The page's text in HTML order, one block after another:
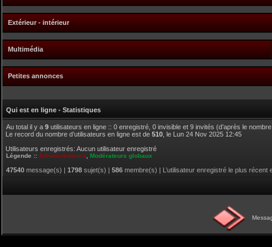
Extérieur - intérieur
Multimédia
Petites annonces
Qui est en ligne - Statistiques
Au total il y a 9 utilisateurs en ligne :: 0 enregistré, 0 invisible et 9 invités (d’après le
Le record du nombre d’utilisateurs en ligne est de 510 , le Lun 24 Nov 2025 12:45
Utilisateurs enregistrés: Aucun utilisateur enregistré
Légende :: Administrateurs Modérateurs globaux
47540 message(s) | 1798 sujet(s) | 586 membre(s) | L’utilisateur enregistré le plus récent